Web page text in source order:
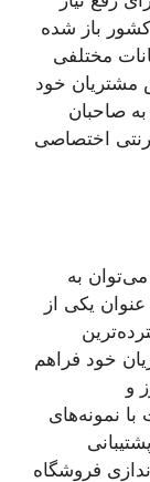
باز شده
مختلفی
مشتریان خود
به صاحبان
اختصاصی
به
یکی از
خود فراهم
و
نمونه‌های
فروشگاه